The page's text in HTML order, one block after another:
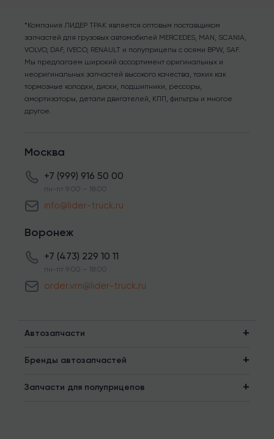
*Компания ЛИДЕР ТРАК является оптовым поставщиком
запчастей для грузовых автомобилей MERCEDES, MAN, SCANIA,
VOLVO, DAF, IVECO, RENAULT и полуприцепы с осями BPW, SAF.
Мы предлагаем широкий ассортимент оригинальных и
неоригинальных запчастей высокого качества, таких как
тормозные колодки, диски, подшипники, рессоры,
амортизаторы, детали двигателей, КПП, фильтры и многое
другое.
Москва
+7 (999) 916 50 00
пн-пт 9:00 – 18:00
info@lider-truck.ru
Воронеж
+7 (473) 229 10 11
пн-пт 9:00 – 18:00
order.vrn@lider-truck.ru
Автозапчасти
Бренды автозапчастей
Запчасти для полуприцепов